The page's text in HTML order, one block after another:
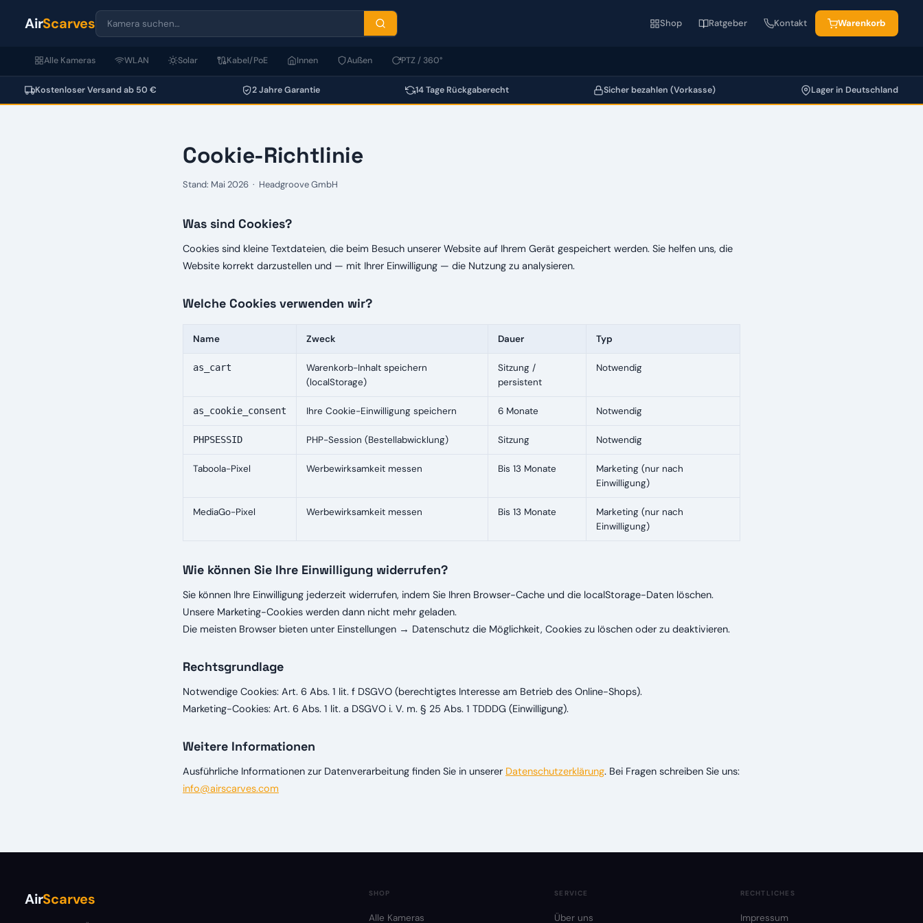
AirScarves Shop Ratgeber Kontakt Warenkorb
Alle Kameras WLAN Solar Kabel/PoE Innen Außen PTZ / 360°
Kostenloser Versand ab 50 € 2 Jahre Garantie 14 Tage Rückgaberecht Sicher bezahlen (Vorkasse) Lager in Deutschland
Cookie-Richtlinie
Stand: Mai 2026 · Headgroove GmbH
Was sind Cookies?
Cookies sind kleine Textdateien, die beim Besuch unserer Website auf Ihrem Gerät gespeichert werden. Sie helfen uns, die
Website korrekt darzustellen und — mit Ihrer Einwilligung — die Nutzung zu analysieren.
Welche Cookies verwenden wir?
Name Zweck Dauer Typ
as_cart
Warenkorb-Inhalt speichern
(localStorage)
Sitzung /
persistent
Notwendig
as_cookie_consent Ihre Cookie-Einwilligung speichern 6 Monate Notwendig
PHPSESSID PHP-Session (Bestellabwicklung) Sitzung Notwendig
Taboola-Pixel Werbewirksamkeit messen Bis 13 Monate
Marketing (nur nach
Einwilligung)
MediaGo-Pixel Werbewirksamkeit messen Bis 13 Monate
Marketing (nur nach
Einwilligung)
Wie können Sie Ihre Einwilligung widerrufen?
Sie können Ihre Einwilligung jederzeit widerrufen, indem Sie Ihren Browser-Cache und die localStorage-Daten löschen.
Unsere Marketing-Cookies werden dann nicht mehr geladen.
Die meisten Browser bieten unter Einstellungen → Datenschutz die Möglichkeit, Cookies zu löschen oder zu deaktivieren.
Rechtsgrundlage
Notwendige Cookies: Art. 6 Abs. 1 lit. f DSGVO (berechtigtes Interesse am Betrieb des Online-Shops).
Marketing-Cookies: Art. 6 Abs. 1 lit. a DSGVO i. V. m. § 25 Abs. 1 TDDDG (Einwilligung).
Weitere Informationen
Ausführliche Informationen zur Datenverarbeitung finden Sie in unserer Datenschutzerklärung. Bei Fragen schreiben Sie uns:
info@airscarves.com
AirScarves SHOP
Alle Kameras
SERVICE
Über uns
RECHTLICHES
Impressum